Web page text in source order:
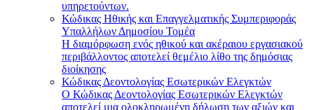
υπηρετούντων.
Κώδικας Ηθικής και Επαγγελματικής Συμπεριφοράς
Υπαλλήλων Δημοσίου Τομέα
Η διαμόρφωση ενός ηθικού και ακέραιου εργασιακού
περιβάλλοντος αποτελεί θεμέλιο λίθο της δημόσιας
διοίκησης
Κώδικας Δεοντολογίας Εσωτερικών Ελεγκτών
Ο Κώδικας Δεοντολογίας Εσωτερικών Ελεγκτών
αποτελεί μια ολοκληρωμένη δήλωση των αξιών και